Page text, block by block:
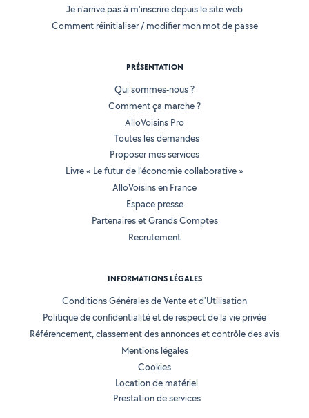
Je n'arrive pas à m'inscrire depuis le site web
Comment réinitialiser / modifier mon mot de passe
PRÉSENTATION
Qui sommes-nous ?
Comment ça marche ?
AlloVoisins Pro
Toutes les demandes
Proposer mes services
Livre « Le futur de l'économie collaborative »
AlloVoisins en France
Espace presse
Partenaires et Grands Comptes
Recrutement
INFORMATIONS LÉGALES
Conditions Générales de Vente et d'Utilisation
Politique de confidentialité et de respect de la vie privée
Référencement, classement des annonces et contrôle des avis
Mentions légales
Cookies
Location de matériel
Prestation de services